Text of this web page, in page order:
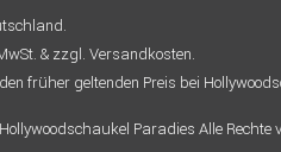
& zzgl. Versandkosten.
früher geltenden Preis bei
Paradies Alle Rechte